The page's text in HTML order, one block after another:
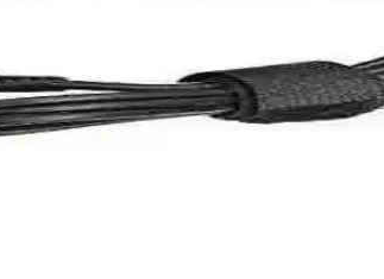
Analizi
bilgisayar ihtiyaçlarına ideal çözüm sunar,
Dayanıklı